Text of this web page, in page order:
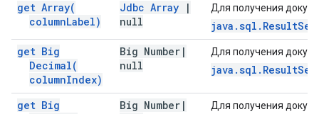
get Array(
columnLabel)
Jdbc Array
|
null
Для получения
get Big
Decimal(
columnIndex)
Big Number |
null
Для получения
get Big
Big Number |
Для получения